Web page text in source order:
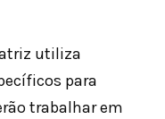
utiliza
para
trabalhar em